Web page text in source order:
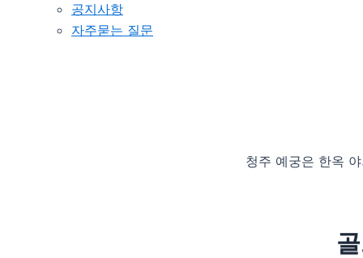
공지사항
자주묻는 질문
청주 예궁은 한옥